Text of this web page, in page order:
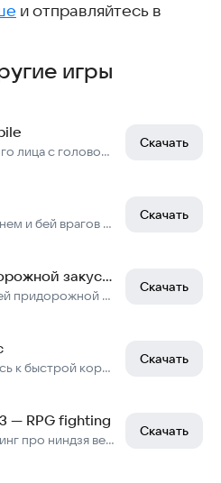
и отправляйтесь в
игры
Шутер от первого лица с головоломками
Скачать
Управляй временем и бей врагов в этом шутере.
Скачать
Симулятор дорожной закусочной 3D
Управляйте своей придорожной закусочной! Готовьте, улучшайте и расширяйтесь!
Скачать
Присоединяйтесь к быстрой королевской битве Free Fire
Скачать
— RPG fighting
Сюжетный файтинг про ниндзя вернулся! Боевой экшен и приключения в ПвП битвах!
Скачать